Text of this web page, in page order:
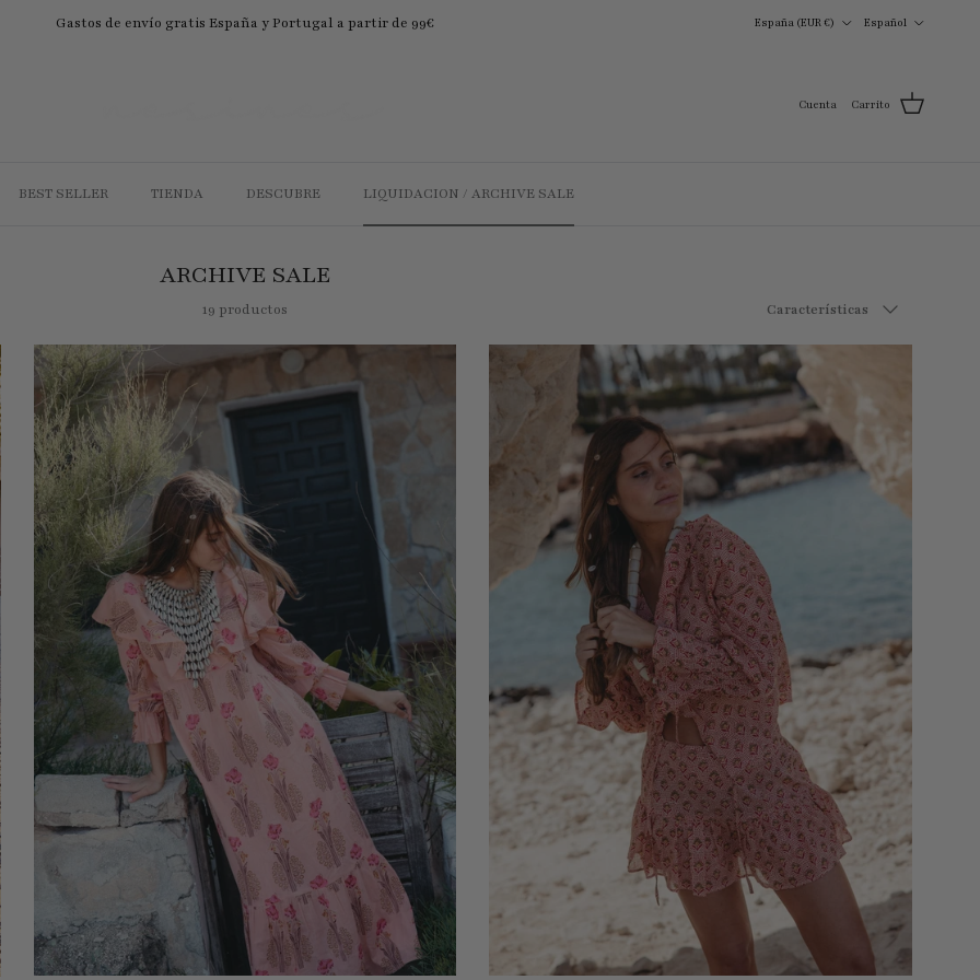
Gastos de envío gratis España y Portugal a partir de 99€
España (EUR €)
Español
Cuenta Carrito
BEST SELLER TIENDA DESCUBRE LIQUIDACION / ARCHIVE SALE
ARCHIVE SALE
19 productos Características